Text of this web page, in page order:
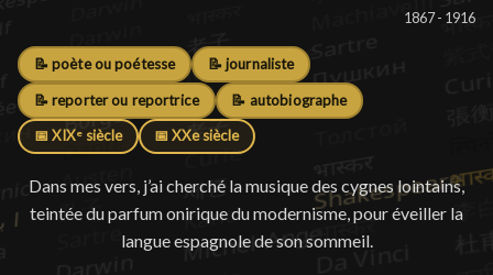
1867 - 1916
📝 poète ou poétesse 📝 journaliste
📝 reporter ou reportrice 📝 autobiographe
📅 XIXᵉ siècle 📅 XXe siècle
Dans mes vers, j’ai cherché la musique des cygnes lointains,
teintée du parfum onirique du modernisme, pour éveiller la
langue espagnole de son sommeil.